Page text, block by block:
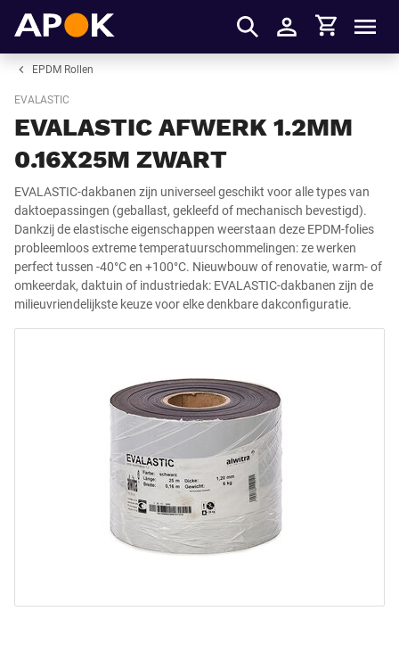
Inloggen
Winkelmandje
EPDM Rollen
EVALASTIC
EVALASTIC AFWERK 1.2MM
0.16X25M ZWART
EVALASTIC-dakbanen zijn universeel geschikt voor alle types van
daktoepassingen (geballast, gekleefd of mechanisch bevestigd).
Dankzij de elastische eigenschappen weerstaan deze EPDM-folies
probleemloos extreme temperatuurschommelingen: ze werken
perfect tussen -40°C en +100°C. Nieuwbouw of renovatie, warm- of
omkeerdak, daktuin of industriedak: EVALASTIC-dakbanen zijn de
milieuvriendelijkste keuze voor elke denkbare dakconfiguratie.